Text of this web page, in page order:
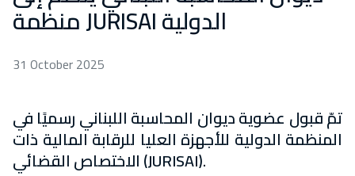
منظمة JURISAI الدولية
31 October 2025
تمّ قبول عضوية ديوان المحاسبة اللبناني رسميًا في
المنظمة الدولية للأجهزة العليا للرقابة المالية ذات
الاختصاص القضائي (JURISAI).